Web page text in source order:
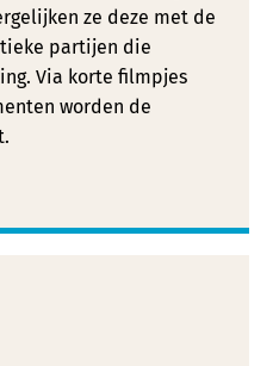
ze deze met de
partijen die
Via korte filmpjes
worden de